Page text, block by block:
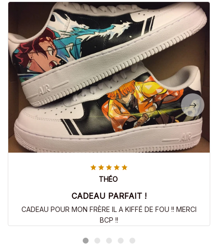
THÉO
CADEAU PARFAIT !
CADEAU POUR MON FRÈRE IL A KIFFÉ DE FOU !! MERCI
BCP !!